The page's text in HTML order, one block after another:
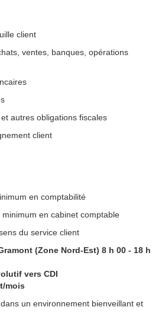
client
ventes, banques, opérations
autres obligations fiscales
client
en comptabilité
minimum en cabinet comptable
du service client
(Zone Nord-Est) 8 h 00 - 18 h
vers CDI
mois
un environnement bienveillant et